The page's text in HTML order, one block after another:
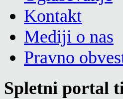
Kontakt
Mediji o nas
Pravno
Spletni portal